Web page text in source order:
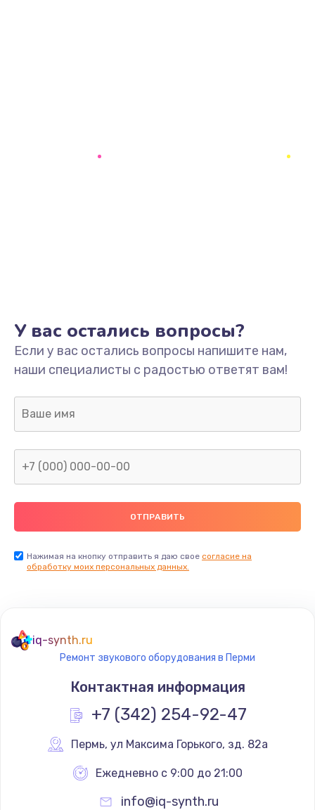
У вас остались вопросы?
Если у вас остались вопросы напишите нам,
наши специалисты с радостью ответят вам!
Нажимая на кнопку отправить я даю свое согласие на
обработку моих персональных данных.
iq-synth.ru
Ремонт звукового оборудования в Перми
Контактная информация
+7 (342) 254-92-47
Пермь, ул Максима Горького, зд. 82а
Ежедневно с 9:00 до 21:00
info@iq-synth.ru